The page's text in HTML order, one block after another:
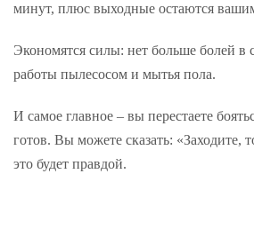
минут, плюс выходные остаются
Экономятся силы: нет больше болей в
работы пылесосом и мытья пола.
И самое главное – вы перестаете
готов. Вы можете сказать: «Заходите,
это будет правдой.